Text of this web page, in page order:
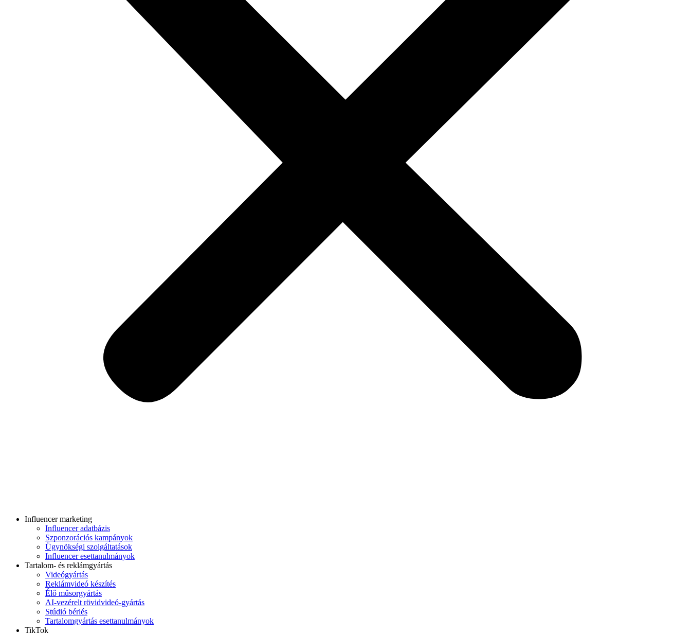
Influencer marketing
Influencer adatbázis
Szponzorációs kampányok
Ügynökségi szolgáltatások
Influencer esettanulmányok
Tartalom- és reklámgyártás
Videógyártás
Reklámvideó készítés
Élő műsorgyártás
AI-vezérelt rövidvideó-gyártás
Stúdió bérlés
Tartalomgyártás esettanulmányok
TikTok